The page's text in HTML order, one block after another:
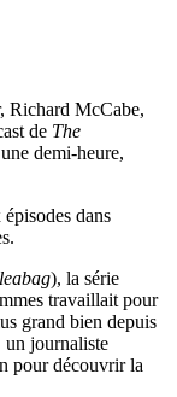
Richard McCabe,
de The
demi-heure,
dans
), la série
travaillait pour
grand bien depuis
un journaliste
pour découvrir la